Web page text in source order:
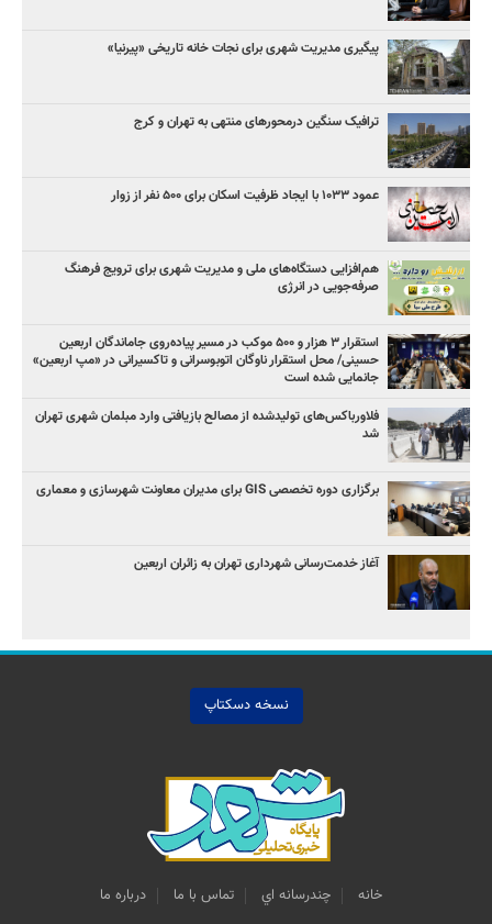
پیگیری مدیریت شهری برای نجات خانه تاریخی «پیرنیا»
ترافیک سنگین درمحورهای منتهی به تهران و کرج
عمود ۱۰۳۳ با ایجاد ظرفیت اسکان برای ۵۰۰ نفر از زوار
هم‌افزایی دستگاه‌های ملی و مدیریت شهری برای ترویج فرهنگ
صرفه‌جویی در انرژی
استقرار ۳ هزار و ۵۰۰ موکب در مسیر پیاده‌روی جاماندگان اربعین
حسینی/ محل استقرار ناوگان اتوبوسرانی و تاکسیرانی در «مپ اربعین»
جانمایی شده است
فلاورباکس‌های تولیدشده از مصالح بازیافتی وارد مبلمان شهری تهران
شد
برگزاری دوره تخصصی GIS برای مدیران معاونت شهرسازی و معماری
آغاز خدمت‌رسانی شهرداری تهران به زائران اربعین
نسخه دسکتاپ
خانه چندرسانه اي تماس با ما درباره ما